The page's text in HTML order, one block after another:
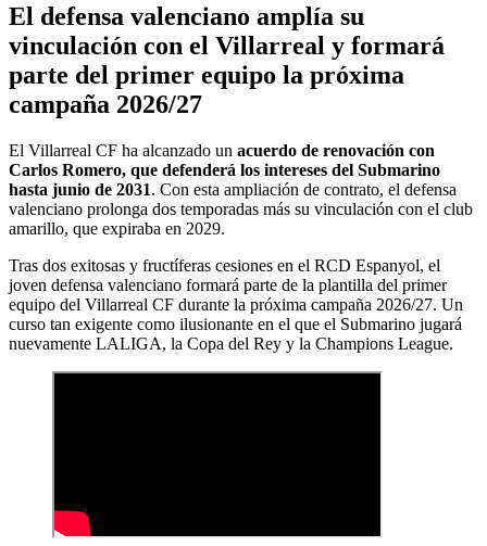
El defensa valenciano amplía su
vinculación con el Villarreal y formará
parte del primer equipo la próxima
campaña 2026/27
El Villarreal CF ha alcanzado un acuerdo de renovación con
Carlos Romero, que defenderá los intereses del Submarino
hasta junio de 2031. Con esta ampliación de contrato, el defensa
valenciano prolonga dos temporadas más su vinculación con el club
amarillo, que expiraba en 2029.
Tras dos exitosas y fructíferas cesiones en el RCD Espanyol, el
joven defensa valenciano formará parte de la plantilla del primer
equipo del Villarreal CF durante la próxima campaña 2026/27. Un
curso tan exigente como ilusionante en el que el Submarino jugará
nuevamente LALIGA, la Copa del Rey y la Champions League.